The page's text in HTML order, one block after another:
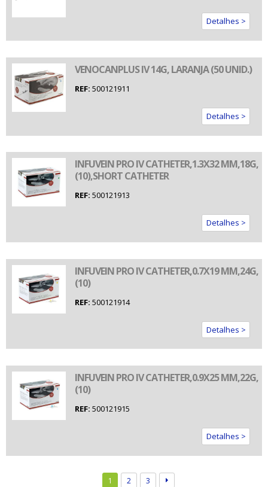
Detalhes >
VENOCANPLUS IV 14G, LARANJA (50 UNID.)
REF: 500121911
Detalhes >
INFUVEIN PRO IV CATHETER,1.3X32 MM,18G,
(10),SHORT CATHETER
REF: 500121913
Detalhes >
INFUVEIN PRO IV CATHETER,0.7X19 MM,24G,
(10)
REF: 500121914
Detalhes >
INFUVEIN PRO IV CATHETER,0.9X25 MM,22G,
(10)
REF: 500121915
Detalhes >
1 2 3